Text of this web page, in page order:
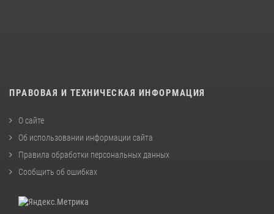
ПРАВОВАЯ И ТЕХНИЧЕСКАЯ ИНФОРМАЦИЯ
О сайте
Об использовании информации сайта
Правила обработки персональных данных
Сообщить об ошибках